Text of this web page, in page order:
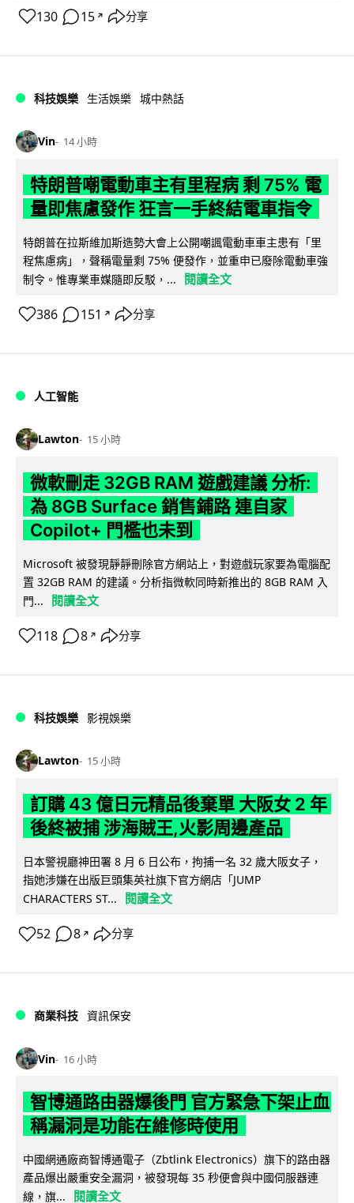
130 15 ↗ 分享
科技娛樂 生活娛樂 城中熱話
Vin 14 小時
特朗普嘲電動車主有里程病 剩 75% 電
量即焦慮發作 狂言一手終結電車指令
特朗普在拉斯維加斯造勢大會上公開嘲諷電動車車主患有「里
程焦慮病」，聲稱電量剩 75% 便發作，並重申已廢除電動車強
制令。惟專業車媒隨即反駁，...
閱讀全文
386 151 ↗ 分享
人工智能
Lawton 15 小時
微軟刪走 32GB RAM 遊戲建議 分析:
為 8GB Surface 銷售鋪路 連自家
Copilot+ 門檻也未到
Microsoft 被發現靜靜刪除官方網站上，對遊戲玩家要為電腦配
置 32GB RAM 的建議。分析指微軟同時新推出的 8GB RAM 入
門...
閱讀全文
118 8 ↗ 分享
科技娛樂 影視娛樂
Lawton 15 小時
訂購 43 億日元精品後棄單 大阪女 2 年
後終被捕 涉海賊王,火影周邊產品
日本警視廳神田署 8 月 6 日公布，拘捕一名 32 歲大阪女子，
指她涉嫌在出版巨頭集英社旗下官方網店「JUMP
CHARACTERS ST...
閱讀全文
52 8 ↗ 分享
商業科技 資訊保安
Vin 16 小時
智博通路由器爆後門 官方緊急下架止血
稱漏洞是功能在維修時使用
中國網通廠商智博通電子（Zbtlink Electronics）旗下的路由器
產品爆出嚴重安全漏洞，被發現每 35 秒便會與中國伺服器連
線，旗...
閱讀全文